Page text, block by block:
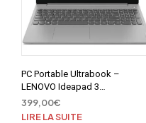
PC Portable Ultrabook –
LENOVO Ideapad 3
15IGL05 – 15,6″ FHD –
Intel Pentium N5030 –
399,00€
LIRE LA SUITE